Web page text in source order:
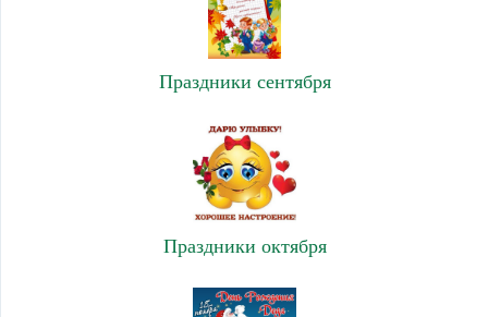
Праздники сентября
Праздники октября